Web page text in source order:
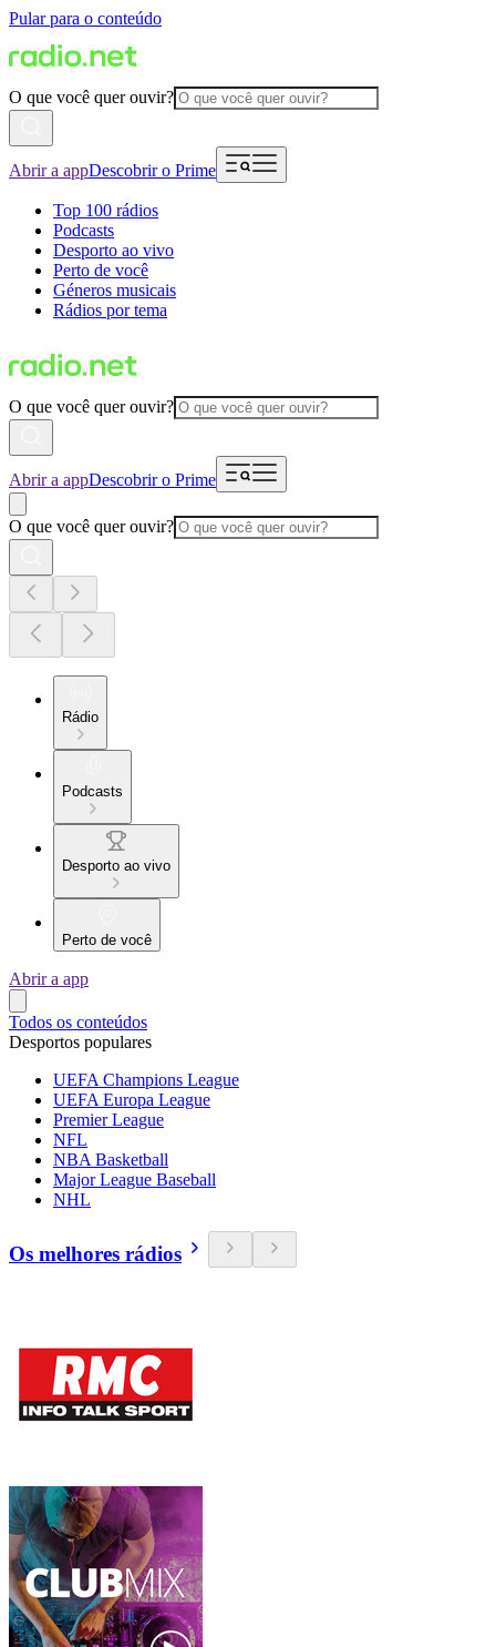
Pular para o conteúdo
O que você quer ouvir?
Abrir a appDescobrir o Prime
Top 100 rádios
Podcasts
Desporto ao vivo
Perto de você
Géneros musicais
Rádios por tema
O que você quer ouvir?
Abrir a appDescobrir o Prime
O que você quer ouvir?
Rádio
Podcasts
Desporto ao vivo
Perto de você
Abrir a app
Todos os conteúdos
Desportos populares
UEFA Champions League
UEFA Europa League
Premier League
NFL
NBA Basketball
Major League Baseball
NHL
Os melhores rádios